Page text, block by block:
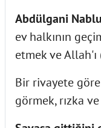
Abdülgani
ev halkının
etmek ve
Bir rivayete göre
görmek, rızka